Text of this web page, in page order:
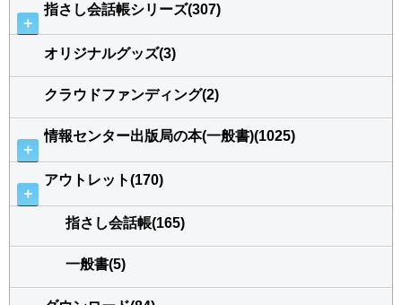
＋
指さし会話帳シリーズ(307)
オリジナルグッズ(3)
クラウドファンディング(2)
＋
情報センター出版局の本(一般書)(1025)
＋
アウトレット(170)
指さし会話帳(165)
一般書(5)